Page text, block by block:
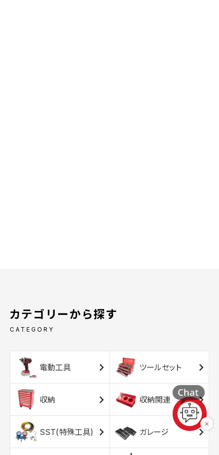
カテゴリーから探す
CATEGORY
電動工具 ツールセット
収納 収納関連
SST(特殊工具) ガレージ